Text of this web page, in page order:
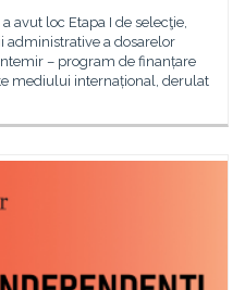
avut loc Etapa I de selecţie,
administrative a dosarelor
– program de finanțare
mediului internațional, derulat